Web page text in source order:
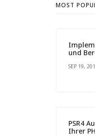
MOST
und
SEP 19,
PSR4
Ihrer